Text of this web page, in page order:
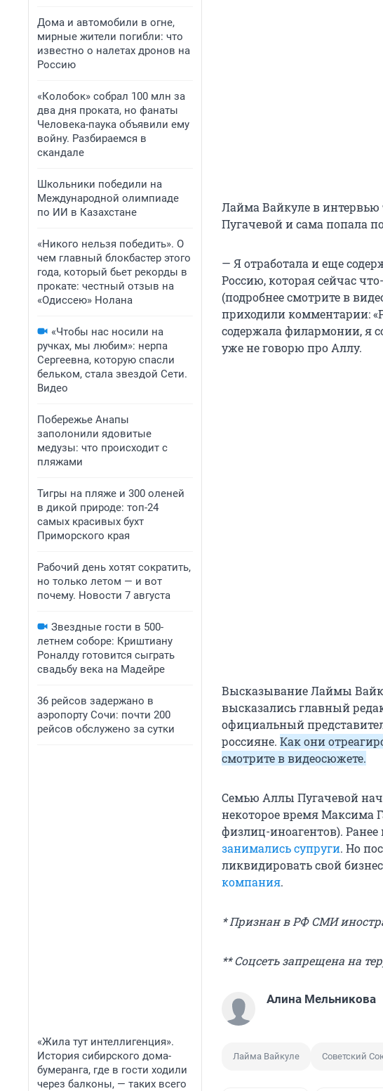
Дома и автомобили в огне,
мирные жители погибли: что
известно о налетах дронов на
Россию
«Колобок» собрал 100 млн за
два дня проката, но фанаты
Человека-паука объявили ему
войну. Разбираемся в
скандале
Школьники победили на
Международной олимпиаде
по ИИ в Казахстане
«Никого нельзя победить». О
чем главный блокбастер этого
года, который бьет рекорды в
прокате: честный отзыв на
«Одиссею» Нолана
«Чтобы нас носили на
ручках, мы любим»: нерпа
Сергеевна, которую спасли
бельком, стала звездой Сети.
Видео
Побережье Анапы
заполонили ядовитые
медузы: что происходит с
пляжами
Тигры на пляже и 300 оленей
в дикой природе: топ-24
самых красивых бухт
Приморского края
Рабочий день хотят сократить,
но только летом — и вот
почему. Новости 7 августа
Звездные гости в 500-
летнем соборе: Криштиану
Роналду готовится сыграть
свадьбу века на Мадейре
36 рейсов задержано в
аэропорту Сочи: почти 200
рейсов обслужено за сутки
«Жила тут интеллигенция».
История сибирского дома-
бумеранга, где в гости ходили
через балконы, — таких всего
Лайма Вайкуле в
Пугачевой и сама попала
— Я отработала и еще
Россию, которая сейчас
(подробнее смотрите в
приходили комментарии:
содержала филармонии, я
уже не говорю про Аллу.
Высказывание Лаймы
высказались главный
официальный
россияне. Как они
смотрите в видеосюжете.
Семью Аллы Пугачевой
некоторое время Максима
физлиц-иноагентов).
занимались супруги. Но
ликвидировать свой
компания.
* Признан в РФ СМИ
** Cоцсеть запрещена на
Алина Мельникова
Лайма Вайкуле Советский